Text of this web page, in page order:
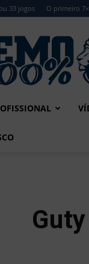
33 jogos O primeiro
Remo